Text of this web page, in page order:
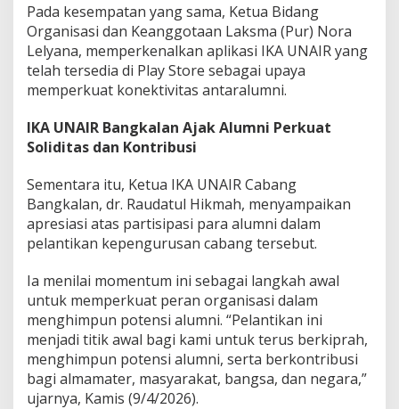
Pada kesempatan yang sama, Ketua Bidang
Organisasi dan Keanggotaan Laksma (Pur) Nora
Lelyana, memperkenalkan aplikasi IKA UNAIR yang
telah tersedia di Play Store sebagai upaya
memperkuat konektivitas antaralumni.
IKA UNAIR Bangkalan Ajak Alumni Perkuat
Soliditas dan Kontribusi
Sementara itu, Ketua IKA UNAIR Cabang
Bangkalan, dr. Raudatul Hikmah, menyampaikan
apresiasi atas partisipasi para alumni dalam
pelantikan kepengurusan cabang tersebut.
Ia menilai momentum ini sebagai langkah awal
untuk memperkuat peran organisasi dalam
menghimpun potensi alumni. “Pelantikan ini
menjadi titik awal bagi kami untuk terus berkiprah,
menghimpun potensi alumni, serta berkontribusi
bagi almamater, masyarakat, bangsa, dan negara,”
ujarnya, Kamis (9/4/2026).